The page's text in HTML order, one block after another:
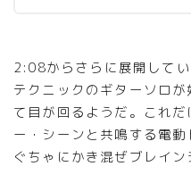
2:08からさらに展開して
テクニックのギターソロ
て目が回るようだ。これ
ー・シーンと共鳴する電
ぐちゃにかき混ぜブレイン